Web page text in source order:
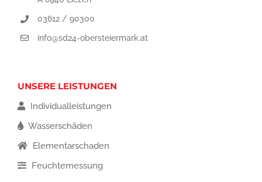
03612 / 90300
info@sd24-obersteiermark.at
UNSERE LEISTUNGEN
Individualleistungen
Wasserschäden
Elementarschaden
Feuchtemessung